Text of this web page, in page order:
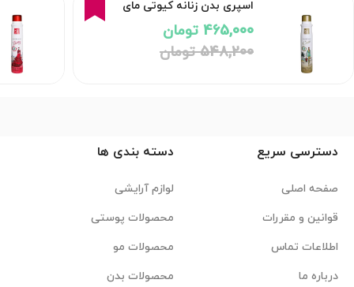
اسپری بدن زنانه کیوتی مای
465,000 تومان
548,200 تومان
دسترسی سریع
صفحه اصلی
قوانین و مقررات
اطلاعات تماس
درباره ما
دسته بندی ها
لوازم آرایشی
محصولات پوستی
محصولات مو
محصولات بدن